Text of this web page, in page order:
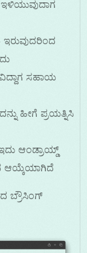
ಇರುವುದರಿಂದ
ಸಹಾಯ
ಹೀಗೆ ಪ್ರಯತ್ನಿಸಿ
ಆಂಡ್ರಾಯ್ಡ್
ಆಯ್ಕೆಯಾಗಿದೆ
ಬ್ರೌಸಿಂಗ್